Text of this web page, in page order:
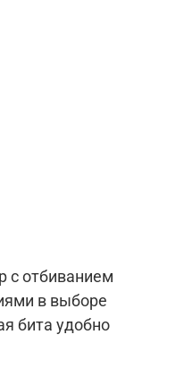
с отбиванием
в выборе
бита удобно